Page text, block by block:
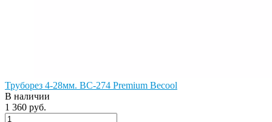
Труборез 4-28мм. BС-274 Premium Becool
В наличии
1 360 руб.